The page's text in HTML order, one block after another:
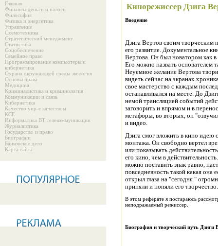
Главная
Финансы деньги и налоги
Философия
Физика и энергетика
Управление
Схемотехника
Стратегический менеджмент
Статистика
Соцобеспечение
Семейное право
Программирование компьютеры и
кибернетика
Охрана окружающей среды экология
Основы права
Медицина
Криминалистика и криминология
Коммуникации и связь
Кибернетика
Качество упр-е качеством
КСЕ
Информатика ВТ телекоммуникации
Журналистика
Государство и право
Биографии
Банковское дело
Карта сайта
Кинорежиссер Дзига
Введение
Дзига Вертов своим творческим
его развитие. Документальное
Вертова. Он был новатором как в
Его можно назвать основателем
Неуемное желание Вертова
видеть сейчас на экранах
свое мастерство с каждым
останавливался на месте. До
немой трансляцией событий
заговорить и впрямом и в
метафоры, во вторых, он
и видео.
Дзига смог вложить в кино идею
монтажа. Он свободно вертел
или показывать
его кино, чем в
можно поставить знак равно,
повседневность такой какая она
открыл глаза на "сегодня "
приняли и поняли его творчество.
В этом реферате я постараюсь
неподражаемый режиссер.
Биография и творческий путь Дзиги